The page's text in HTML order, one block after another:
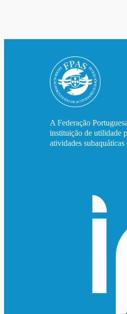
A Federação
instituição de utilidade
atividades